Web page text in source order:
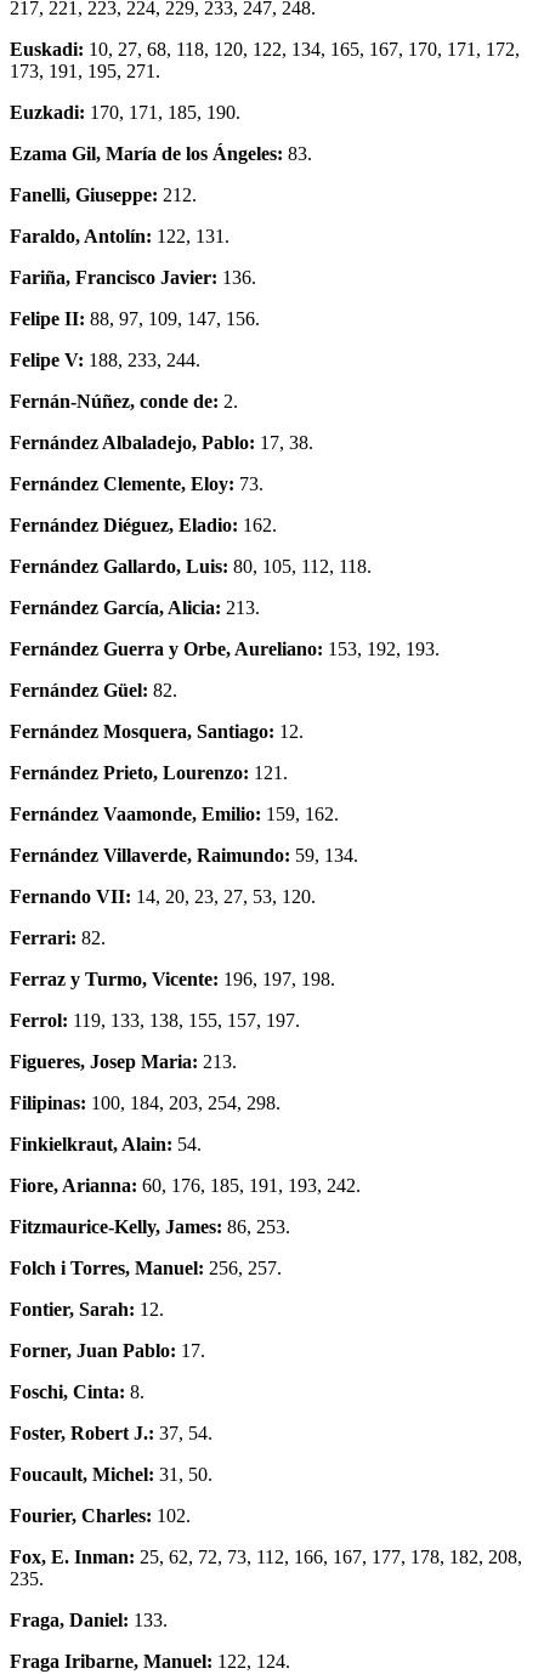
217, 221, 223, 224, 229, 233, 247, 248.
Euskadi: 10, 27, 68, 118, 120, 122, 134, 165, 167, 170, 171, 172,
173, 191, 195, 271.
Euzkadi: 170, 171, 185, 190.
Ezama Gil, María de los Ángeles: 83.
Fanelli, Giuseppe: 212.
Faraldo, Antolín: 122, 131.
Fariña, Francisco Javier: 136.
Felipe II: 88, 97, 109, 147, 156.
Felipe V: 188, 233, 244.
Fernán-Núñez, conde de: 2.
Fernández Albaladejo, Pablo: 17, 38.
Fernández Clemente, Eloy: 73.
Fernández Diéguez, Eladio: 162.
Fernández Gallardo, Luis: 80, 105, 112, 118.
Fernández García, Alicia: 213.
Fernández Guerra y Orbe, Aureliano: 153, 192, 193.
Fernández Güel: 82.
Fernández Mosquera, Santiago: 12.
Fernández Prieto, Lourenzo: 121.
Fernández Vaamonde, Emilio: 159, 162.
Fernández Villaverde, Raimundo: 59, 134.
Fernando VII: 14, 20, 23, 27, 53, 120.
Ferrari: 82.
Ferraz y Turmo, Vicente: 196, 197, 198.
Ferrol: 119, 133, 138, 155, 157, 197.
Figueres, Josep Maria: 213.
Filipinas: 100, 184, 203, 254, 298.
Finkielkraut, Alain: 54.
Fiore, Arianna: 60, 176, 185, 191, 193, 242.
Fitzmaurice-Kelly, James: 86, 253.
Folch i Torres, Manuel: 256, 257.
Fontier, Sarah: 12.
Forner, Juan Pablo: 17.
Foschi, Cinta: 8.
Foster, Robert J.: 37, 54.
Foucault, Michel: 31, 50.
Fourier, Charles: 102.
Fox, E. Inman: 25, 62, 72, 73, 112, 166, 167, 177, 178, 182, 208,
235.
Fraga, Daniel: 133.
Fraga Iribarne, Manuel: 122, 124.